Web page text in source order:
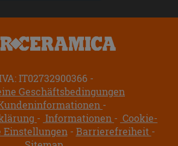
IT02732900366
Geschäftsbedingungen
Informationen
Cookie-
Einstellungen
Barrierefreiheit